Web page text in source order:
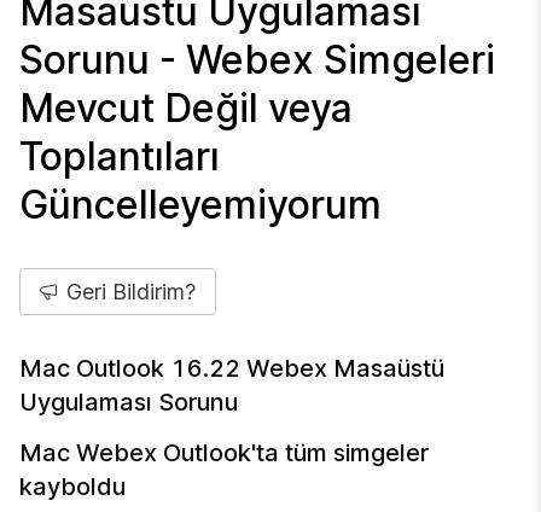
Masaüstü Uygulaması
Sorunu - Webex Simgeleri
Mevcut Değil veya
Toplantıları
Güncelleyemiyorum
Geri Bildirim?
Mac Outlook 16.22 Webex Masaüstü
Uygulaması Sorunu
Mac Webex Outlook'ta tüm simgeler
kayboldu